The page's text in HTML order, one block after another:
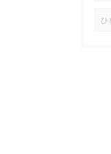
ひ